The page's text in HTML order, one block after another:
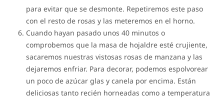
para evitar que se desmonte. Repetiremos este paso
con el resto de rosas y las meteremos en el horno.
Cuando hayan pasado unos 40 minutos o
comprobemos que la masa de hojaldre esté crujiente,
sacaremos nuestras vistosas rosas de manzana y las
dejaremos enfriar. Para decorar, podemos espolvorear
un poco de azúcar glas y canela por encima. Están
deliciosas tanto recién horneadas como a temperatura